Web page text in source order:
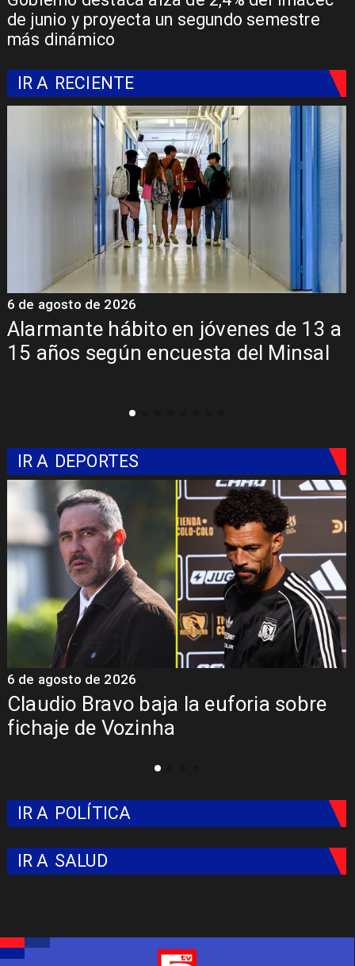
de junio y proyecta un segundo semestre
más dinámico
IR A RECIENTE
Alarmante hábito en jóvenes de 13 a
15 años según encuesta del Minsal
6 de agosto de 2026
IR A DEPORTES
Claudio Bravo baja la euforia sobre
fichaje de Vozinha
6 de agosto de 2026
IR A POLÍTICA
IR A SALUD